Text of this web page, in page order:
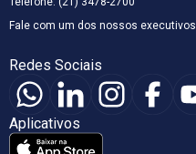
Fale com um dos nossos executivos
Redes Sociais
Aplicativos